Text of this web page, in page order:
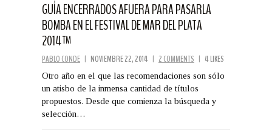
GUÍA ENCERRADOS AFUERA PARA PASARLA
BOMBA EN EL FESTIVAL DE MAR DEL PLATA
2014™
PABLO CONDE | NOVIEMBRE 22, 2014 | 2 COMMENTS | 4 LIKES
Otro año en el que las recomendaciones son sólo
un atisbo de la inmensa cantidad de títulos
propuestos. Desde que comienza la búsqueda y
selección…